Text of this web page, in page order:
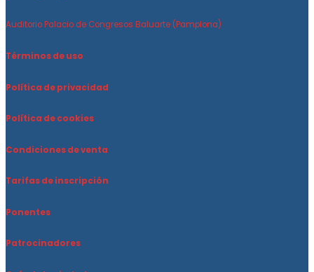
Auditorio Palacio de Congresos Baluarte (Pamplona)
Términos de uso
Política de privacidad
Política de cookies
Condiciones de venta
Tarifas de inscripción
Ponentes
Patrocinadores